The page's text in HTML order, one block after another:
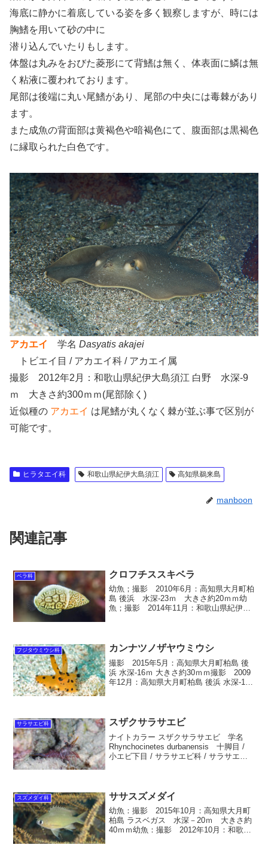
海底に静かに着底している姿を多く観察しますが、時には
胸鰭を用いて砂の中に
潜り込んでいたりもします。
体盤は丸みをおびた菱形にて背鰭は無く、体表面に鱗は無
く粘液に覆われております。
尾部は後端に丸い尾鰭があり、尾部の中央には毒棘があり
ます。
また成魚の背面部は黄褐色や暗褐色にて、腹面部は黒褐色
に縁取られた白色です。
アカエイ 学名 Dasyatis akajei
トビエイ目 / アカエイ科 / アカエイ属
撮影 2012年2月：和歌山県紀伊大島須江 白野 水深-9
ｍ 大きさ約300ｍｍ(尾部除く)
近似種の アカエイ は尾鰭が丸くなく棘が並ぶ事で区別が
可能です。
ヒラタエイ科 和歌山県紀伊大島須江 高知県鵜来島
manboon
関連記事
ベラ科 クロフチススキベラ
幼魚；撮影 2010年6月：高知県大月町柏
島 後浜 水深-23ｍ 大きさ約20ｍｍ幼
魚；撮影 2014年11月：和歌山県紀伊大
フジタウミウシ科 カンナツノザヤウミウシ
撮影 2015年5月：高知県大月町柏島 後
浜 水深-16ｍ 大きさ約30ｍｍ撮影 2009
年12月：高知県大月町柏島 後浜 水深-10
サラサエビ科 スザクサラサエビ
ナイトカラー スザクサラサエビ 学名
Rhynchocinetes durbanensis 十脚目 /
小エビ下目 / サラサエビ科 / サラサエビ
スズメダイ科 ササスズメダイ
幼魚：撮影 2015年10月：高知県大月町
柏島 ラスベガス 水深－20ｍ 大きさ約
40ｍｍ幼魚：撮影 2012年10月：和歌山